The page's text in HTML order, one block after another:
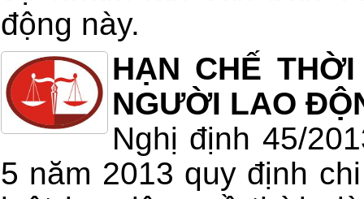
động này.
HẠN CHẾ
NGƯỜI LAO
Nghị định 45/
5 năm 2013 quy định